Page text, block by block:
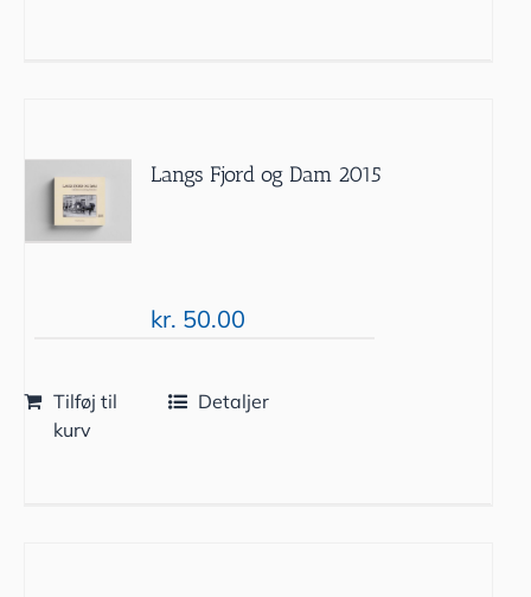
Langs Fjord og Dam 2015
kr. 50.00
Tilføj til
kurv
Detaljer